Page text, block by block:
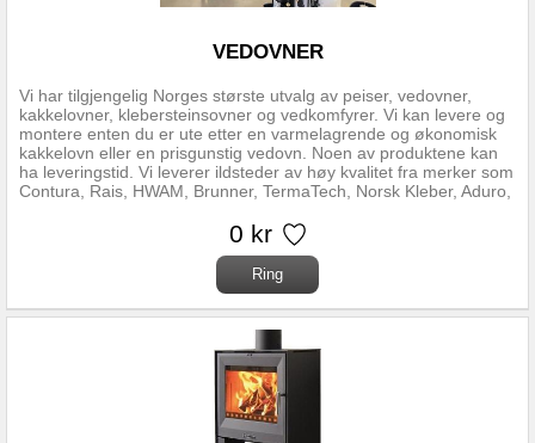
Vi har tilgjengelig Norges største utvalg av peiser, vedovner,
kakkelovner, klebersteinsovner og vedkomfyrer. Vi kan levere og
montere enten du er ute etter en varmelagrende og økonomisk
kakkelovn eller en prisgunstig vedovn. Noen av produktene kan
ha leveringstid. Vi leverer ildsteder av høy kvalitet fra merker som
Contura, Rais, HWAM, Brunner, TermaTech, Norsk Kleber, Aduro,
eller vedovn etter ønske! Kontakt oss på mail eller telefon, eller
møt oss i butikken i Ørsta. Malia i Ørsta Anders Hovden Gate 18
6153 Ørsta Tlf: 70330650 Mail: post@bullmann.no
VEDOVNER
0 kr